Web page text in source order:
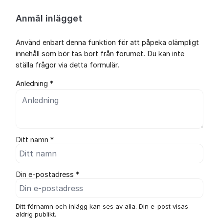
Anmäl inlägget
Använd enbart denna funktion för att påpeka olämpligt
innehåll som bör tas bort från forumet. Du kan inte
ställa frågor via detta formulär.
Anledning *
Ditt namn *
Din e-postadress *
Ditt förnamn och inlägg kan ses av alla. Din e-post visas
aldrig publikt.